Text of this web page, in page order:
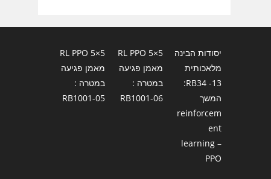
יסודות הבינה
מלאכותית
13- RB34:
המשך
reinforcem
ent
learning –
PPO
RL PPO 5×5
מאמן פגיעה
במטרה :
RB1001-06
RL PPO 5×5
מאמן פגיעה
במטרה :
RB1001-05